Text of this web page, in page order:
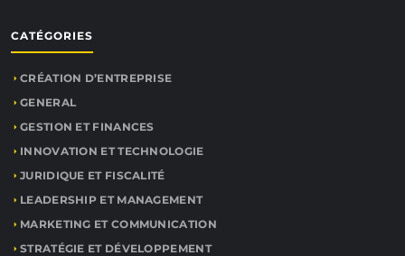
CATÉGORIES
CRÉATION D’ENTREPRISE
GENERAL
GESTION ET FINANCES
INNOVATION ET TECHNOLOGIE
JURIDIQUE ET FISCALITÉ
LEADERSHIP ET MANAGEMENT
MARKETING ET COMMUNICATION
STRATÉGIE ET DÉVELOPPEMENT